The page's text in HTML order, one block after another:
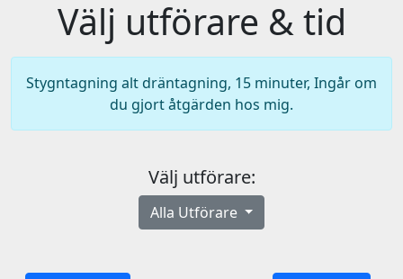
Välj utförare & tid
Stygntagning alt dräntagning, 15 minuter, Ingår om
du gjort åtgärden hos mig.
Välj utförare:
Alla Utförare